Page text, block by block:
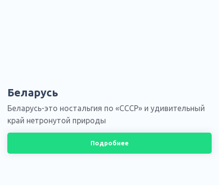
Беларусь
Беларусь-это ностальгия по «СССР» и удивительный
край нетронутой природы
Подробнее